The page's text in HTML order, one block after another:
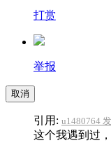
打赏
举报
取消
引用: u1480764
这个我遇到过